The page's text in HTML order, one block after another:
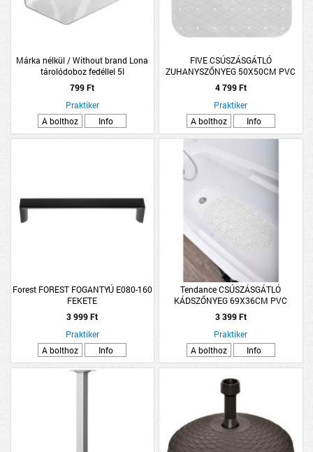
Márka nélkül / Without brand Lona
tárolódoboz fedéllel 5l
10,6x20,2x34,4cm színtelen műanyag
799 Ft
Praktiker
A bolthoz
Info
FIVE CSÚSZÁSGÁTLÓ
ZUHANYSZŐNYEG 50X50CM PVC
FEHÉR
4 799 Ft
Praktiker
A bolthoz
Info
Forest FOREST FOGANTYÚ E080-160
FEKETE
3 999 Ft
Praktiker
A bolthoz
Info
Tendance CSÚSZÁSGÁTLÓ
KÁDSZŐNYEG 69X36CM PVC
FEHÉR
3 399 Ft
Praktiker
A bolthoz
Info